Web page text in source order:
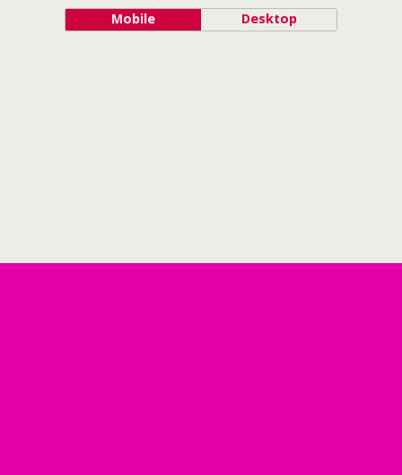
Mobile Desktop